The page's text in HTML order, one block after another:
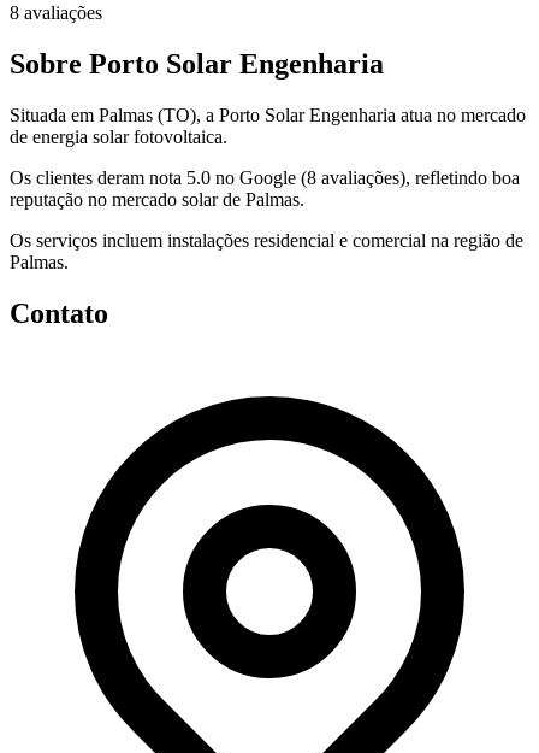
8 avaliações
Sobre Porto Solar Engenharia
Situada em Palmas (TO), a Porto Solar Engenharia atua no mercado
de energia solar fotovoltaica.
Os clientes deram nota 5.0 no Google (8 avaliações), refletindo boa
reputação no mercado solar de Palmas.
Os serviços incluem instalações residencial e comercial na região de
Palmas.
Contato